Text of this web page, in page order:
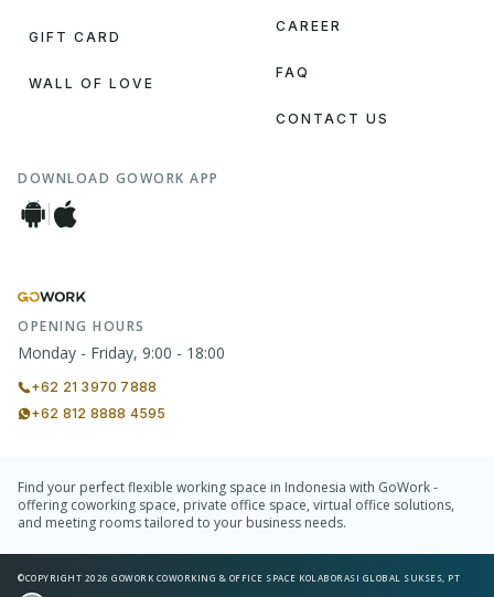
GIFT CARD
WALL OF LOVE
CAREER
FAQ
CONTACT US
DOWNLOAD GOWORK APP
OPENING HOURS
Monday - Friday, 9:00 - 18:00
+62 21 3970 7888
+62 812 8888 4595
Find your perfect flexible working space in Indonesia with GoWork -
offering coworking space, private office space, virtual office solutions,
and meeting rooms tailored to your business needs.
©COPYRIGHT 2026 GOWORK COWORKING & OFFICE SPACE KOLABORASI GLOBAL SUKSES, PT